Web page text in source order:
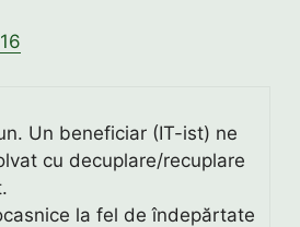
Un beneficiar (IT-ist) ne
cu decuplare/recuplare
la fel de îndepărtate